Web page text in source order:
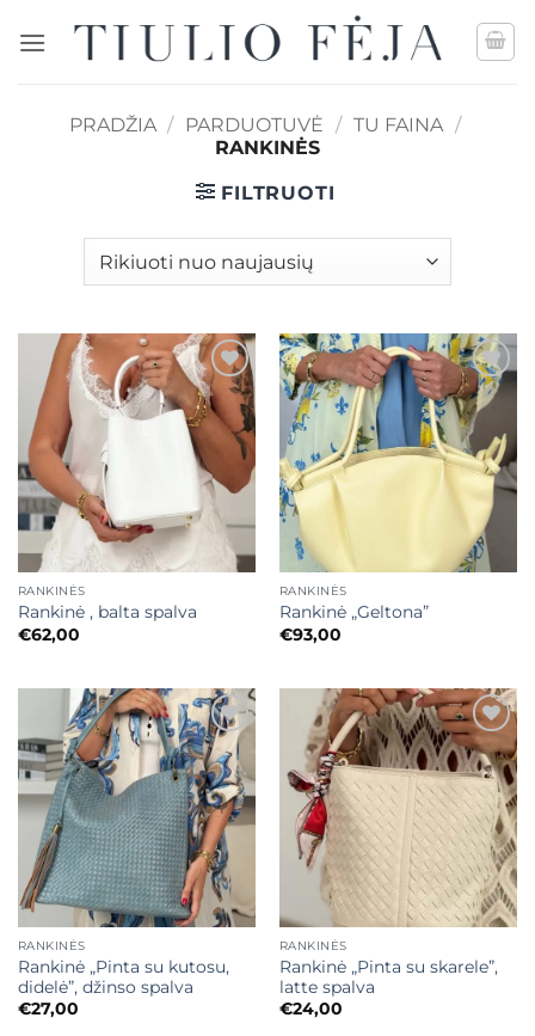
PRADŽIA / PARDUOTUVĖ / TU FAINA /
RANKINĖS
FILTRUOTI
Mėgstamiausias
RANKINĖS
Rankinė , balta spalva
€62,00
Mėgstamiausias
RANKINĖS
Rankinė „Geltona”
€93,00
Mėgstamiausias
RANKINĖS
Rankinė „Pinta su kutosu,
didelė”, džinso spalva
€27,00
Mėgstamiausias
RANKINĖS
Rankinė „Pinta su skarele”,
latte spalva
€24,00